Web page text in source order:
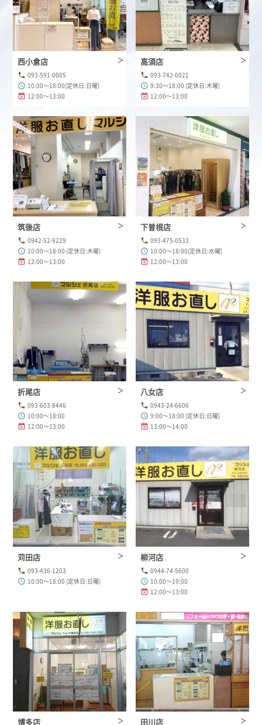
西小倉店
phone 093-591-0005
schedule 10:00～18:00(定休日:日曜)
event_busy 12:00～13:00
高須店
phone 093-742-0021
schedule 9:30～18:00 (定休日:木曜)
event_busy 12:00～13:00
筑後店
phone 0942-52-9229
schedule 10:00～18:00 (定休日:木曜)
event_busy 12:00～13:00
下曽根店
phone 093-475-0533
schedule 10:00～18:00(定休日:水曜)
event_busy 12:00～13:00
折尾店
phone 093-603-8446
schedule 10:00～18:00
event_busy 12:00～13:00
八女店
phone 0943-24-6606
schedule 9:00～18:00 (定休日:日曜)
event_busy 13:00～14:00
苅田店
phone 093-436-1203
schedule 10:00～18:00 (定休日:日曜)
柳河店
phone 0944-74-5600
schedule 10:00～19:00
event_busy 12:00～13:00
博多店 田川店